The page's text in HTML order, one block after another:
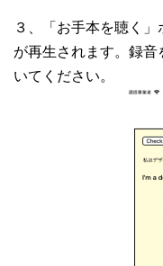
３、「お手本を聴く
が再生されます。録
いてください。